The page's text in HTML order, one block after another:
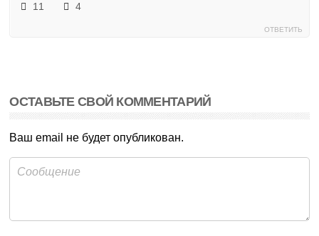
11
4
ОТВЕТИТЬ
ОСТАВЬТЕ СВОЙ КОММЕНТАРИЙ
Ваш email не будет опубликован.